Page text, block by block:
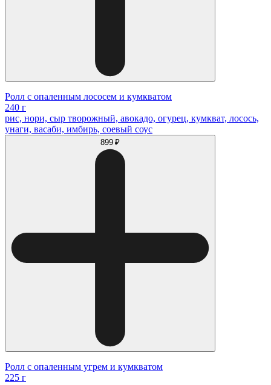
Ролл с опаленным лососем и кумкватом
240 г
рис, нори, сыр творожный, авокадо, огурец, кумкват, лосось,
унаги, васаби, имбирь, соевый соус
899 ₽
Ролл с опаленным угрем и кумкватом
225 г